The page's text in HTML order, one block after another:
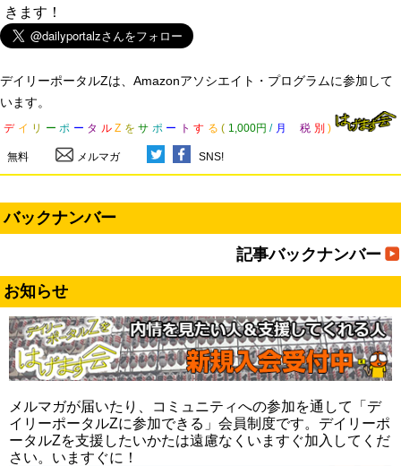
きます！
デイリーポータルZは、Amazonアソシエイト・プログラムに参加して
います。
デ イ リ ー ポ ー タ ル Z を サ ポ ー ト す る ( 1,000円 / 月 税 別 )
無料 メルマガ SNS!
バックナンバー
記事バックナンバー
お知らせ
メルマガが届いたり、コミュニティへの参加を通して「デ
イリーポータルZに参加できる」会員制度です。デイリーポ
ータルZを支援したいかたは遠慮なくいますぐ加入してくだ
さい。いますぐに！